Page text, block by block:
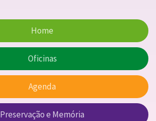
Home
Oficinas
Agenda
Preservação e Memória